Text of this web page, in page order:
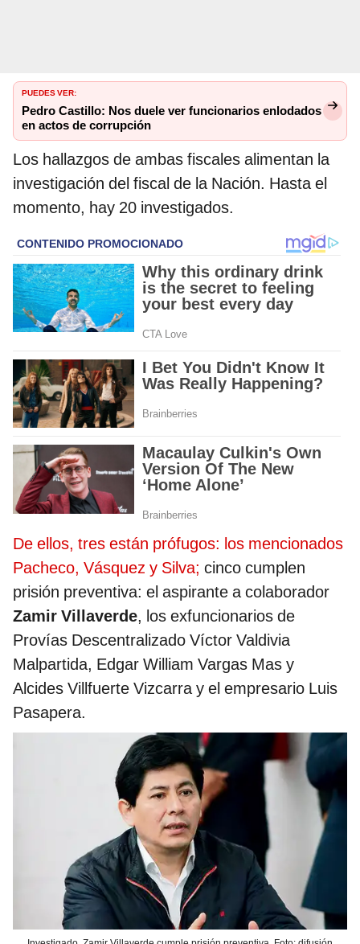
PUEDES VER:
Pedro Castillo: Nos duele ver funcionarios enlodados
en actos de corrupción
Los hallazgos de ambas fiscales alimentan la
investigación del fiscal de la Nación. Hasta el
momento, hay 20 investigados.
De ellos, tres están prófugos: los mencionados
Pacheco, Vásquez y Silva; cinco cumplen
prisión preventiva: el aspirante a colaborador
Zamir Villaverde, los exfuncionarios de
Provías Descentralizado Víctor Valdivia
Malpartida, Edgar William Vargas Mas y
Alcides Villfuerte Vizcarra y el empresario Luis
Pasapera.